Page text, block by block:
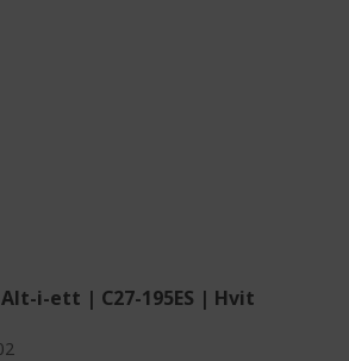
Alt-i-ett | C27-195ES | Hvit